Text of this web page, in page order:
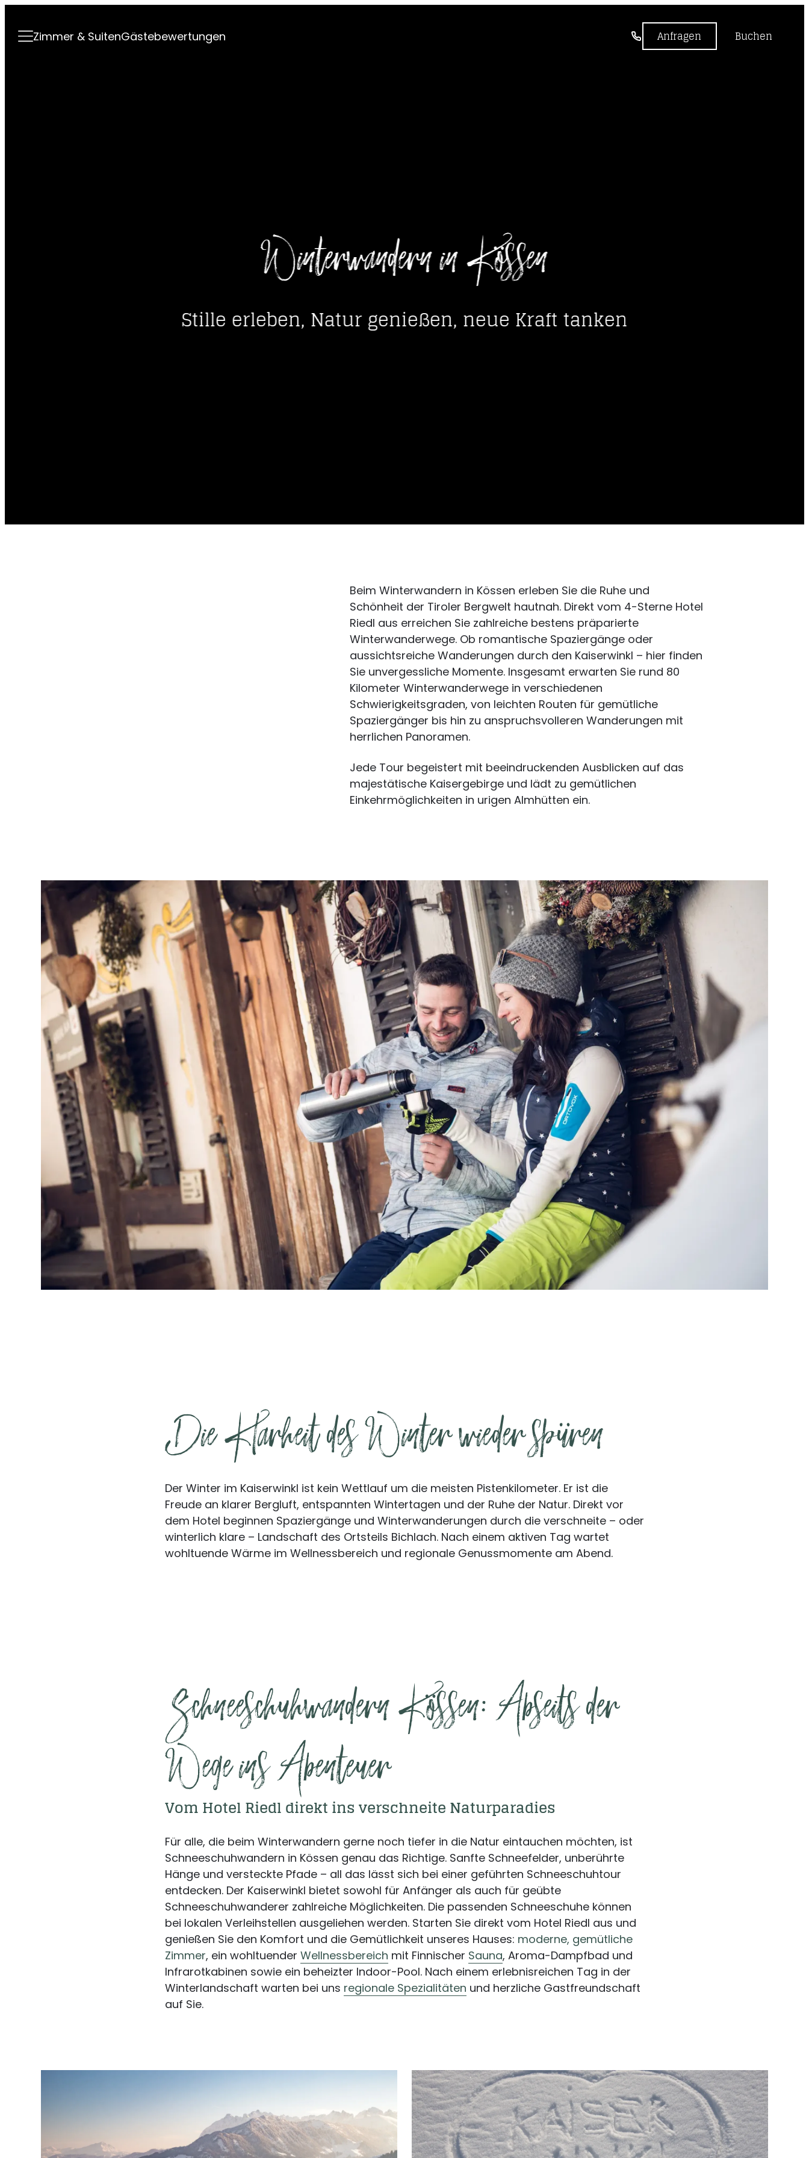
-------------
-------------
Zimmer & SuitenGästebewertungen Anfragen Buchen
Winterwandern in Kössen
Stille erleben, Natur genießen, neue Kraft tanken
Beim Winterwandern in Kössen erleben Sie die Ruhe und
Schönheit der Tiroler Bergwelt hautnah. Direkt vom 4-Sterne Hotel
Riedl aus erreichen Sie zahlreiche bestens präparierte
Winterwanderwege. Ob romantische Spaziergänge oder
aussichtsreiche Wanderungen durch den Kaiserwinkl – hier finden
Sie unvergessliche Momente. Insgesamt erwarten Sie rund 80
Kilometer Winterwanderwege in verschiedenen
Schwierigkeitsgraden, von leichten Routen für gemütliche
Spaziergänger bis hin zu anspruchsvolleren Wanderungen mit
herrlichen Panoramen.
Jede Tour begeistert mit beeindruckenden Ausblicken auf das
majestätische Kaisergebirge und lädt zu gemütlichen
Einkehrmöglichkeiten in urigen Almhütten ein.
Die Klarheit des Winter wieder spüren
Der Winter im Kaiserwinkl ist kein Wettlauf um die meisten Pistenkilometer. Er ist die
Freude an klarer Bergluft, entspannten Wintertagen und der Ruhe der Natur. Direkt vor
dem Hotel beginnen Spaziergänge und Winterwanderungen durch die verschneite – oder
winterlich klare – Landschaft des Ortsteils Bichlach. Nach einem aktiven Tag wartet
wohltuende Wärme im Wellnessbereich und regionale Genussmomente am Abend.
Schneeschuhwandern Kössen: Abseits der
Wege ins Abenteuer
Vom Hotel Riedl direkt ins verschneite Naturparadies
Für alle, die beim Winterwandern gerne noch tiefer in die Natur eintauchen möchten, ist
Schneeschuhwandern in Kössen genau das Richtige. Sanfte Schneefelder, unberührte
Hänge und versteckte Pfade – all das lässt sich bei einer geführten Schneeschuhtour
entdecken. Der Kaiserwinkl bietet sowohl für Anfänger als auch für geübte
Schneeschuhwanderer zahlreiche Möglichkeiten. Die passenden Schneeschuhe können
bei lokalen Verleihstellen ausgeliehen werden. Starten Sie direkt vom Hotel Riedl aus und
genießen Sie den Komfort und die Gemütlichkeit unseres Hauses: moderne, gemütliche
Zimmer, ein wohltuender Wellnessbereich mit Finnischer Sauna, Aroma-Dampfbad und
Infrarotkabinen sowie ein beheizter Indoor-Pool. Nach einem erlebnisreichen Tag in der
Winterlandschaft warten bei uns regionale Spezialitäten und herzliche Gastfreundschaft
auf Sie.